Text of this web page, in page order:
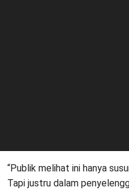
“Publik melihat ini hanya
Tapi justru dalam